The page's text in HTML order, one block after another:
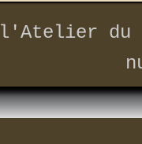
l'Atelier du